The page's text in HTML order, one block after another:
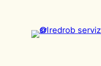
contenuto